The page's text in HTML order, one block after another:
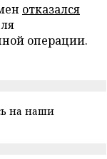
отказался
операции.
на наши